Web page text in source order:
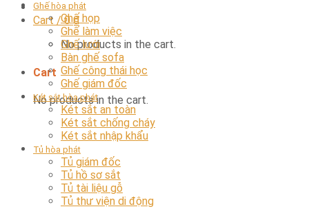
Cart /0₫
No products in the cart.
Cart
No products in the cart.
Ghế hòa phát
Ghế họp
Ghế làm việc
Ghế lưới
Bàn ghế sofa
Ghế công thái học
Ghế giám đốc
Két sắt hòa phát
Két sắt an toàn
Két sắt chống cháy
Két sắt nhập khẩu
Tủ hòa phát
Tủ giám đốc
Tủ hồ sơ sắt
Tủ tài liệu gỗ
Tủ thư viện di động